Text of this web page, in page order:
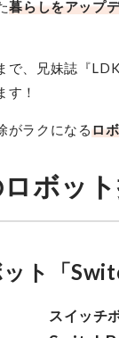
暮らしをアップ
で、兄妹誌『
す！
がラクになるロ
ボッ
ット「